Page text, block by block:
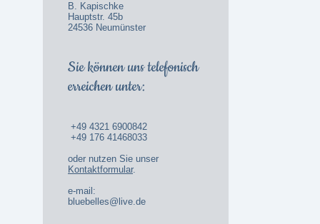
B. Kapischke
Hauptstr. 45b
24536 Neumünster
Sie können uns telefonisch
erreichen unter:
+49 4321 6900842
+49 176 41468033
oder nutzen Sie unser
Kontaktformular.
e-mail:
bluebelles@live.de